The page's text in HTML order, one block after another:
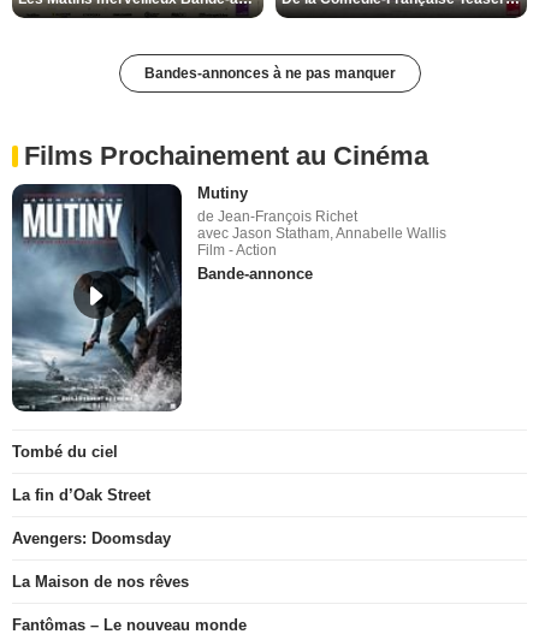
Bandes-annonces à ne pas manquer
Films Prochainement au Cinéma
Mutiny
de Jean-François Richet
avec Jason Statham, Annabelle Wallis
Film - Action
Bande-annonce
Tombé du ciel
La fin d’Oak Street
Avengers: Doomsday
La Maison de nos rêves
Fantômas – Le nouveau monde